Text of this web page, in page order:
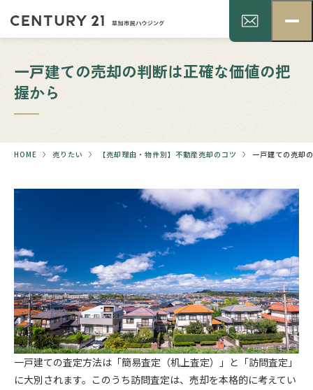
一戸建ての売却の判断は正確な価値の把
握から
HOME 売りたい 【売却理由・物件別】不動産売却のコツ 一戸建ての売却
一戸建ての査定方法は「簡易査定（机上査定）」と「訪問査定」
に大別されます。このうち訪問査定は、売却を本格的に考えてい